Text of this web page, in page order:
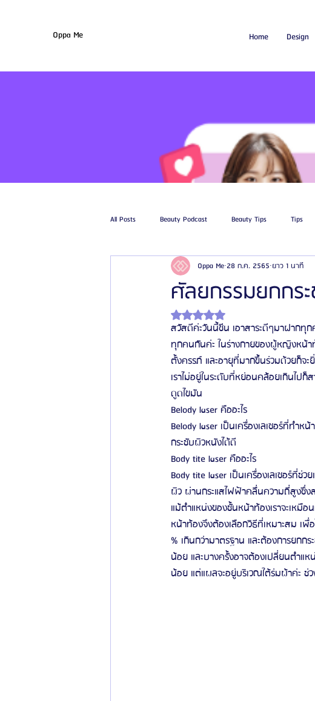
Home Design
Oppa Me
All Posts Beauty Podcast Beauty Tips Tips
รีวิวศัลยกรรมฉีดไขมัน รีวิวศัลยกรรมดูดไขมัน
โรงพยาบาลศัลยกรรมเฟรช
รีวิวศัลยกรรมผู้ชาย โรงพยาบาลศัลยกรรมมาอิน
ข่าวสารศัลยกรรมเกาหลี รีวิวดูดไขมัน
ศัลยกรรมยกกร
Oppa Me 28 ก.ค. 2565 ยาว 1 นาที
ได้รับ NaN เต็ม 5 ดาว
สวัสดีค่ะวันนี้ซีน เอาสาระดีๆมาฝากทุ
ทุกคนกันค่ะ ในร่างกายของผู้หญิงหน้า
ตั้งครรภ์ และอายุที่มากขึ้นร่วมด้วยก็จ
เราไม่อยู่ในระดับที่หย่อนคล้อยเกินไปก็
ดูดไขมัน
Belody laser คืออะไร
Belody laser เป็นเครื่องเลเซอร์ที่ทำ
กระชับผิวหนังได้ดี
Body tite laser คืออะไร
Body tite laser เป็นเครื่องเลเซอร์ที่
ผิว ผ่านกระแสไฟฟ้าคลื่นความถี่สูงซึ่
แม้ตำแหน่งของชั้นหน้าท้องเราจะเหมื
หน้าท้องจึงต้องเลือกวิธีที่เหมาะสม
% เกินกว่ามาตรฐาน และต้องการยก
น้อย และบางครั้งอาจต้องเปลี่ยนตำ
น้อย แต่แผลจะอยู่บริเวณใต้ร่มผ้าค่ะ ช่